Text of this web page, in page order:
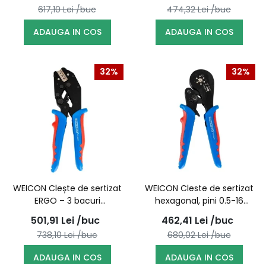
617,10Lei /buc
ADAUGA IN COS
474,32Lei /buc
ADAUGA IN COS
32%
WEICON Clește de sertizat
ERGO – 3 bacuri
interschimbabile pentru
pini, papuci și MC4 /
10100516
501,91 Lei /buc
738,10Lei /buc
ADAUGA IN COS
32%
WEICON Cleste de sertizat
hexagonal, pini 0.5-16
mm2 / 10100513
462,41 Lei /buc
680,02Lei /buc
ADAUGA IN COS